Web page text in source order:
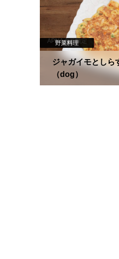
APNA会員限定
犬用
野菜料理
ジャガイモとしら
（dog）